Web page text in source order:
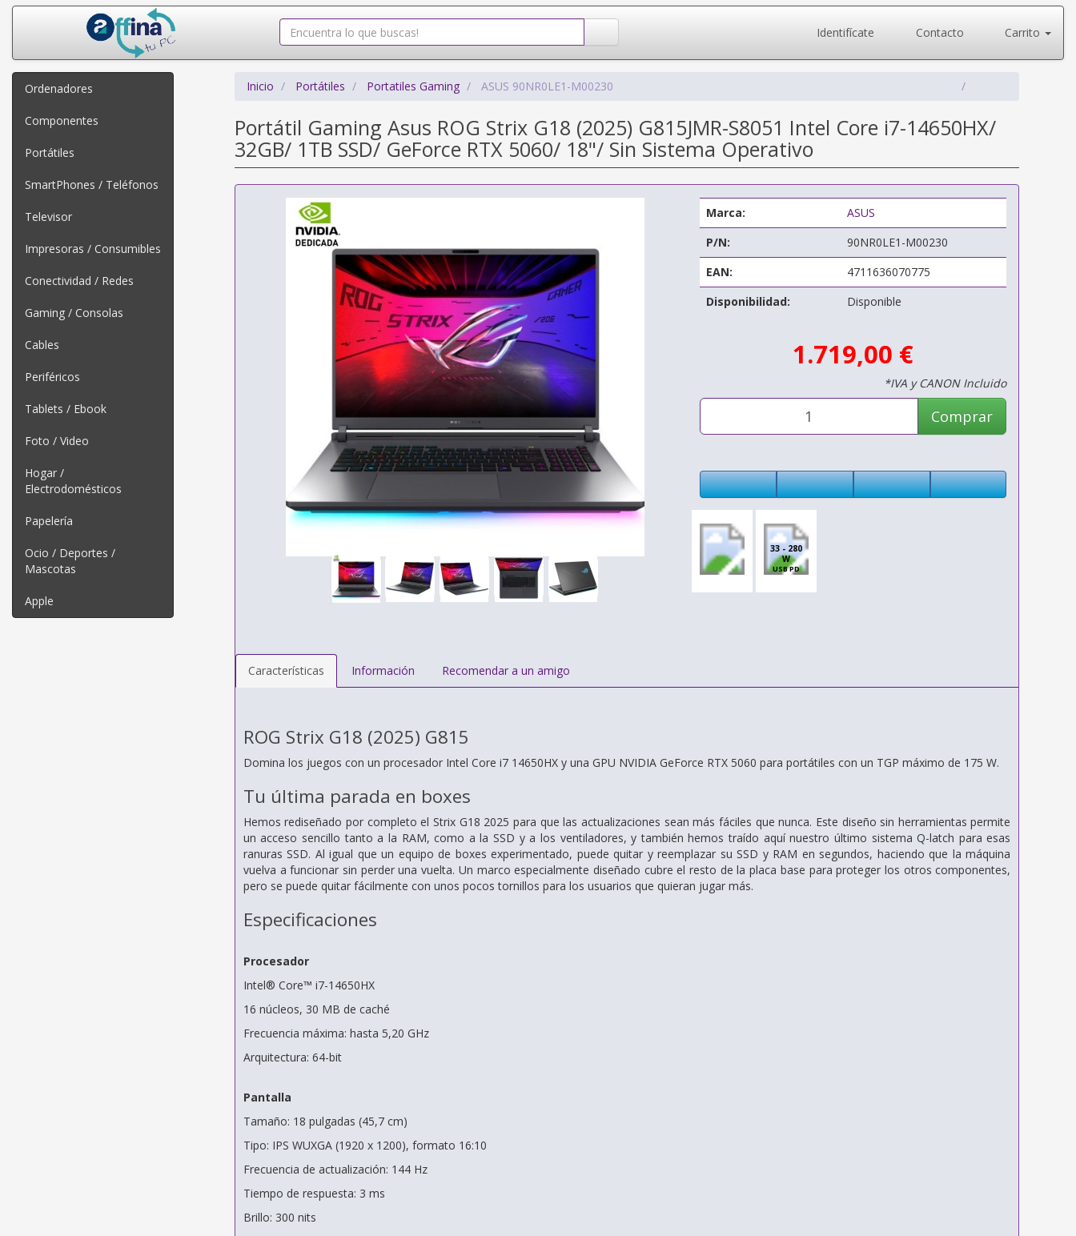
Identifícate Contacto Carrito
Ordenadores
Componentes
Portátiles
SmartPhones / Teléfonos
Televisor
Impresoras / Consumibles
Conectividad / Redes
Gaming / Consolas
Cables
Periféricos
Tablets / Ebook
Foto / Video
Hogar /
Electrodomésticos
Papelería
Ocio / Deportes /
Mascotas
Apple
Inicio Portátiles Portatiles Gaming ASUS 90NR0LE1-M00230
Portátil Gaming Asus ROG Strix G18 (2025) G815JMR-S8051 Intel Core i7-14650HX/
32GB/ 1TB SSD/ GeForce RTX 5060/ 18"/ Sin Sistema Operativo
Marca:
ASUS
P/N:
90NR0LE1-M00230
EAN:
4711636070775
Disponibilidad:
Disponible
1.719,00 €
*IVA y CANON Incluido
Comprar
33 - 280
W
USB PD
Características Información Recomendar a un amigo
ROG Strix G18 (2025) G815
Domina los juegos con un procesador Intel Core i7 14650HX y una GPU NVIDIA GeForce RTX 5060 para portátiles con un TGP máximo de 175 W.
Tu última parada en boxes
Hemos rediseñado por completo el Strix G18 2025 para que las actualizaciones sean más fáciles que nunca. Este diseño sin herramientas permite
un acceso sencillo tanto a la RAM, como a la SSD y a los ventiladores, y también hemos traído aquí nuestro último sistema Q-latch para esas
ranuras SSD. Al igual que un equipo de boxes experimentado, puede quitar y reemplazar su SSD y RAM en segundos, haciendo que la máquina
vuelva a funcionar sin perder una vuelta. Un marco especialmente diseñado cubre el resto de la placa base para proteger los otros componentes,
pero se puede quitar fácilmente con unos pocos tornillos para los usuarios que quieran jugar más.
Especificaciones
Procesador
Intel® Core™ i7-14650HX
16 núcleos, 30 MB de caché
Frecuencia máxima: hasta 5,20 GHz
Arquitectura: 64-bit
Pantalla
Tamaño: 18 pulgadas (45,7 cm)
Tipo: IPS WUXGA (1920 x 1200), formato 16:10
Frecuencia de actualización: 144 Hz
Tiempo de respuesta: 3 ms
Brillo: 300 nits